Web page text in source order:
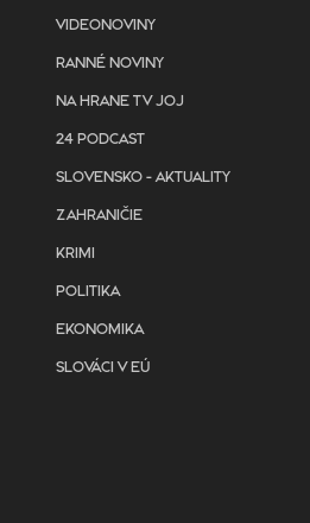
VIDEONOVINY
RANNÉ NOVINY
NA HRANE TV JOJ
24 PODCAST
SLOVENSKO - AKTUALITY
ZAHRANIČIE
KRIMI
POLITIKA
EKONOMIKA
SLOVÁCI V EÚ